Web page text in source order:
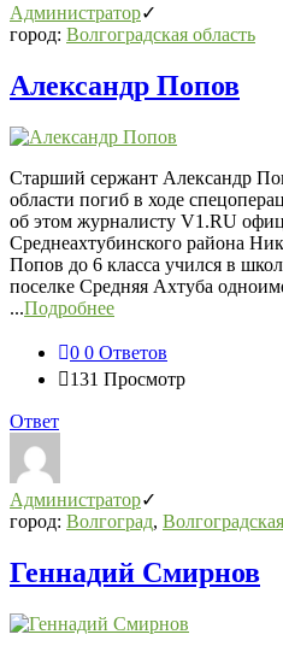
Администратор
город: Волгоградская область
Александр Попов
Старший сержант Александр
области погиб в ходе
об этом журналисту V1.RU
Среднеахтубинского района
Попов до 6 класса учился в
поселке Средняя Ахтуба
...Подробнее
0 0 Ответов
131 Просмотр
Ответ
Администратор
город: Волгоград,
Геннадий Смирнов